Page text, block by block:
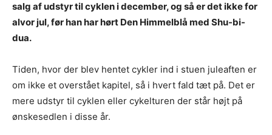
salg af udstyr til cyklen i december, og så er det ikke for
alvor jul, før han har hørt Den Himmelblå med Shu-bi-
dua.
Tiden, hvor der blev hentet cykler ind i stuen juleaften er
om ikke et overstået kapitel, så i hvert fald tæt på. Det er
mere udstyr til cyklen eller cykelturen der står højt på
ønskesedlen i disse år.